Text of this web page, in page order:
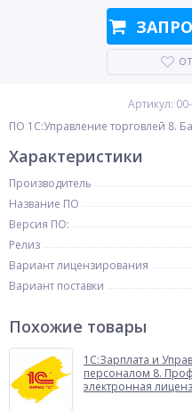
Артикул:
ПО 1C:Управление торговлей 8.
Характеристики
Производитель
Название ПО
Версия ПО:
Релиз
Вариант лицензирования
Вариант поставки
Похожие товары
1C:Зарплата и
персоналом 8. Проф
электронная